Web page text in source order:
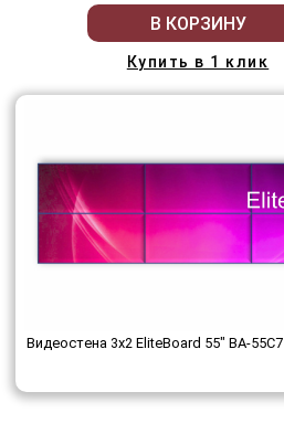
В КОРЗИНУ
Купить в 1 клик
Видеостена 3x2 EliteBoard 55" BA-55C7